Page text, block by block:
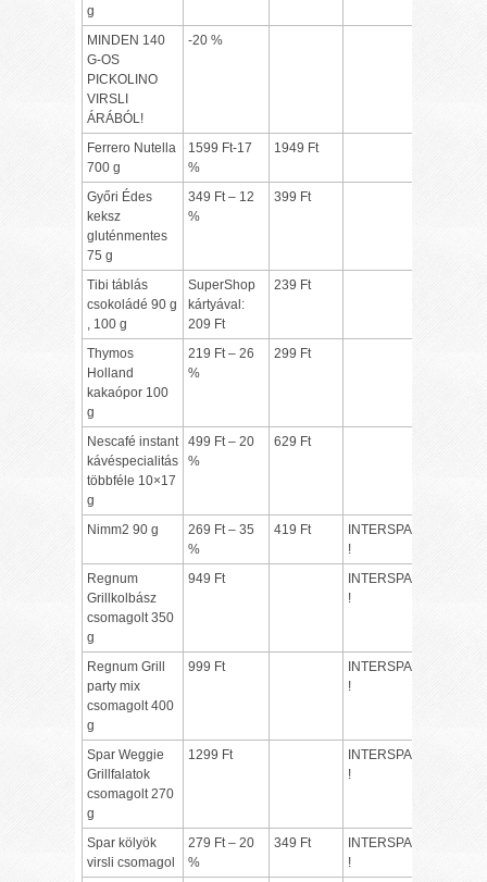
g
MINDEN 140
G-OS
PICKOLINO
VIRSLI
ÁRÁBÓL!
-20 %
Ferrero Nutella
700 g
1599 Ft-17
%
1949 Ft
Győri Édes
keksz
gluténmentes
75 g
349 Ft – 12
%
399 Ft
Tibi táblás
csokoládé 90 g
, 100 g
SuperShop
kártyával:
209 Ft
239 Ft
Thymos
Holland
kakaópor 100
g
219 Ft – 26
%
299 Ft
Nescafé instant
kávéspecialitás
többféle 10×17
g
499 Ft – 20
%
629 Ft
Nimm2 90 g
269 Ft – 35
%
419 Ft
INTERSPAR
!
Regnum
Grillkolbász
csomagolt 350
g
949 Ft
INTERSPAR
!
Regnum Grill
party mix
csomagolt 400
g
999 Ft
INTERSPAR
!
Spar Weggie
Grillfalatok
csomagolt 270
g
1299 Ft
INTERSPAR
!
Spar kölyök
virsli csomagol
279 Ft – 20
%
349 Ft
INTERSPAR
!